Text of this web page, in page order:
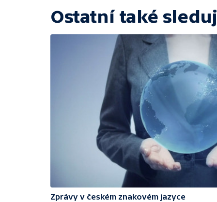
Ostatní také
Zprávy v českém znakovém jazyce